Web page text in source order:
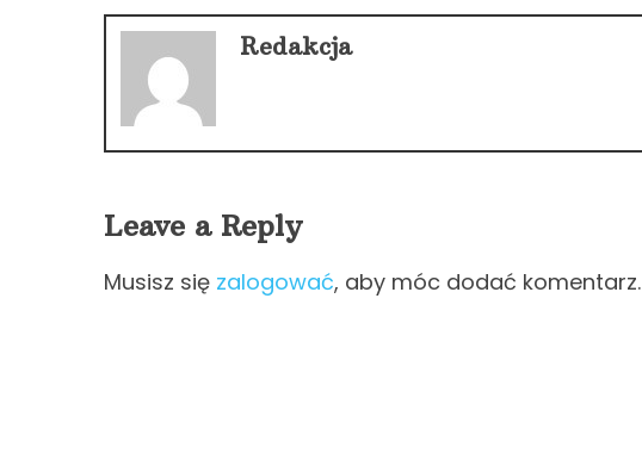
Redakcja
Leave a Reply
Musisz się zalogować, aby móc dodać komentarz.